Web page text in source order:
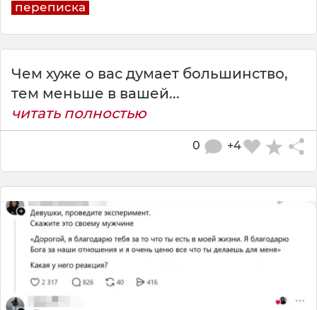
переписка
Чем хуже о вас думает большинство,
тем меньше в вашей...
читать полностью
+4
0